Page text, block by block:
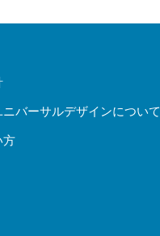
バーサルデザインについて
方